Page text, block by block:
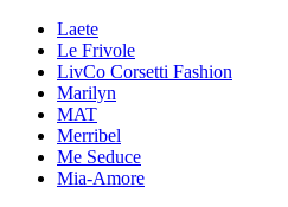
Laete
Le Frivole
LivCo Corsetti Fashion
Marilyn
MAT
Merribel
Me Seduce
Mia-Amore